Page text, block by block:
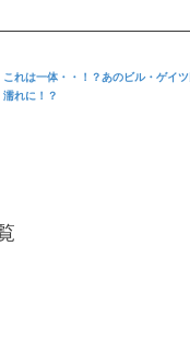
これは一体・・！？あのビル・ゲイ
濡れに！？